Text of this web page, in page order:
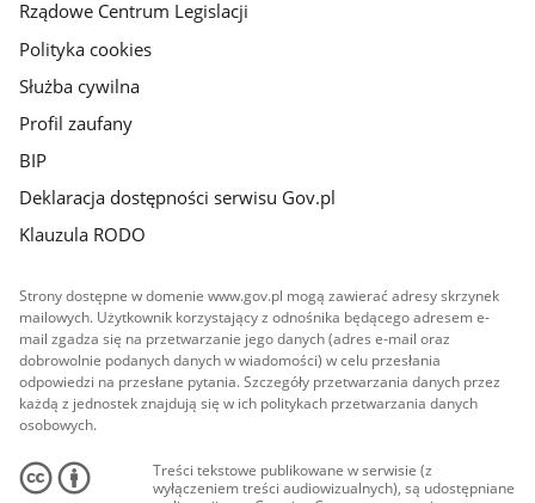
Rządowe Centrum Legislacji
Polityka cookies
Służba cywilna
Profil zaufany
BIP
Deklaracja dostępności serwisu Gov.pl
Klauzula RODO
Strony dostępne w domenie www.gov.pl mogą zawierać adresy skrzynek
mailowych. Użytkownik korzystający z odnośnika będącego adresem e-
mail zgadza się na przetwarzanie jego danych (adres e-mail oraz
dobrowolnie podanych danych w wiadomości) w celu przesłania
odpowiedzi na przesłane pytania. Szczegóły przetwarzania danych przez
każdą z jednostek znajdują się w ich politykach przetwarzania danych
osobowych.
Treści tekstowe publikowane w serwisie (z
wyłączeniem treści audiowizualnych), są udostępniane